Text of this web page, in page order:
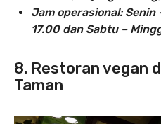
Jam operasional:
17.00 dan Sabtu –
8. Restoran vegan
Taman